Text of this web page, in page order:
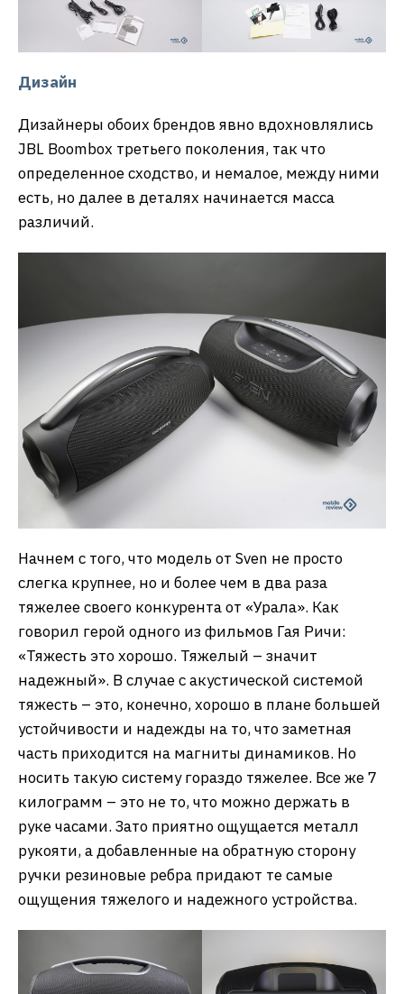
Дизайн
Дизайнеры обоих брендов явно вдохновлялись
JBL Boombox третьего поколения, так что
определенное сходство, и немалое, между ними
есть, но далее в деталях начинается масса
различий.
Начнем с того, что модель от Sven не просто
слегка крупнее, но и более чем в два раза
тяжелее своего конкурента от «Урала». Как
говорил герой одного из фильмов Гая Ричи:
«Тяжесть это хорошо. Тяжелый – значит
надежный». В случае с акустической системой
тяжесть – это, конечно, хорошо в плане большей
устойчивости и надежды на то, что заметная
часть приходится на магниты динамиков. Но
носить такую систему гораздо тяжелее. Все же 7
килограмм – это не то, что можно держать в
руке часами. Зато приятно ощущается металл
рукояти, а добавленные на обратную сторону
ручки резиновые ребра придают те самые
ощущения тяжелого и надежного устройства.